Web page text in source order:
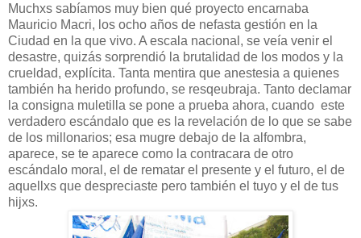
Muchxs sabíamos muy bien qué proyecto encarnaba
Mauricio Macri, los ocho años de nefasta gestión en la
Ciudad en la que vivo. A escala nacional, se veía venir el
desastre, quizás sorprendió la brutalidad de los modos y la
crueldad, explícita. Tanta mentira que anestesia a quienes
también ha herido profundo, se resqeubraja. Tanto declamar
la consigna muletilla se pone a prueba ahora, cuando este
verdadero escándalo que es la revelación de lo que se sabe
de los millonarios; esa mugre debajo de la alfombra,
aparece, se te aparece como la contracara de otro
escándalo moral, el de rematar el presente y el futuro, el de
aquellxs que despreciaste pero también el tuyo y el de tus
hijxs.